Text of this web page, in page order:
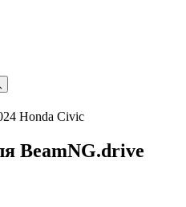
Honda Civic
BeamNG.drive